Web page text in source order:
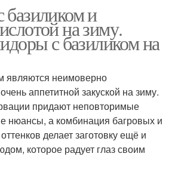
и
на зиму.
с базиликом на
являются неимоверно
аппетитной закуской на зиму.
придают неповторимые
нюансы, а комбинация багровых и
делает заготовку ещё и
которое радует глаз своим